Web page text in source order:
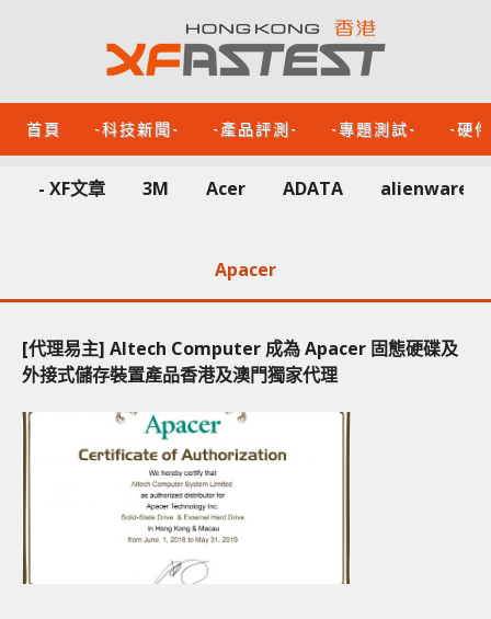
首頁 -科技新聞- -產品評測- -專題測試- -硬
- XF文章 3M Acer ADATA alienware
Apacer
[代理易主] Altech Computer 成為 Apacer 固態硬碟及
外接式儲存裝置產品香港及澳門獨家代理